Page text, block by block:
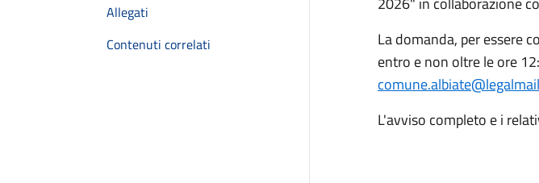
Allegati
Contenuti correlati
La domanda, per essere
entro e non oltre le ore
L'avviso completo e i